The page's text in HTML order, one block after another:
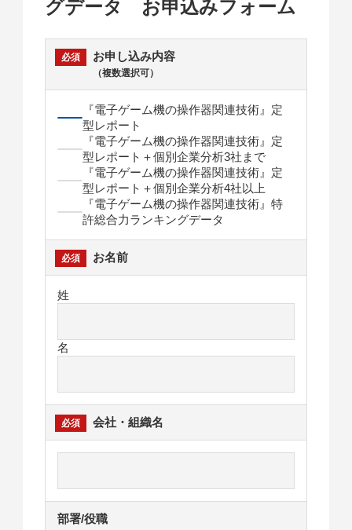
グデータ お申込みフォーム
お申し込み内容
（複数選択可）
『電子ゲーム機の操作器関連技術』定
型レポート
『電子ゲーム機の操作器関連技術』定
型レポート＋個別企業分析3社まで
『電子ゲーム機の操作器関連技術』定
型レポート＋個別企業分析4社以上
『電子ゲーム機の操作器関連技術』特
許総合力ランキングデータ
お名前
姓
名
会社・組織名
部署/役職